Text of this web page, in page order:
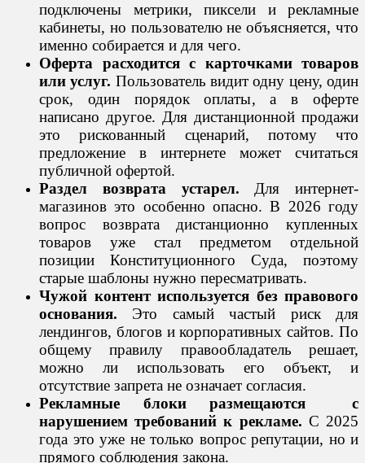
подключены метрики, пиксели и рекламные
кабинеты, но пользователю не объясняется, что
именно собирается и для чего.
Оферта расходится с карточками товаров
или услуг. Пользователь видит одну цену, один
срок, один порядок оплаты, а в оферте
написано другое. Для дистанционной продажи
это рискованный сценарий, потому что
предложение в интернете может считаться
публичной офертой.
Раздел возврата устарел. Для интернет-
магазинов это особенно опасно. В 2026 году
вопрос возврата дистанционно купленных
товаров уже стал предметом отдельной
позиции Конституционного Суда, поэтому
старые шаблоны нужно пересматривать.
Чужой контент используется без правового
основания. Это самый частый риск для
лендингов, блогов и корпоративных сайтов. По
общему правилу правообладатель решает,
можно ли использовать его объект, и
отсутствие запрета не означает согласия.
Рекламные блоки размещаются с
нарушением требований к рекламе. С 2025
года это уже не только вопрос репутации, но и
прямого соблюдения закона.